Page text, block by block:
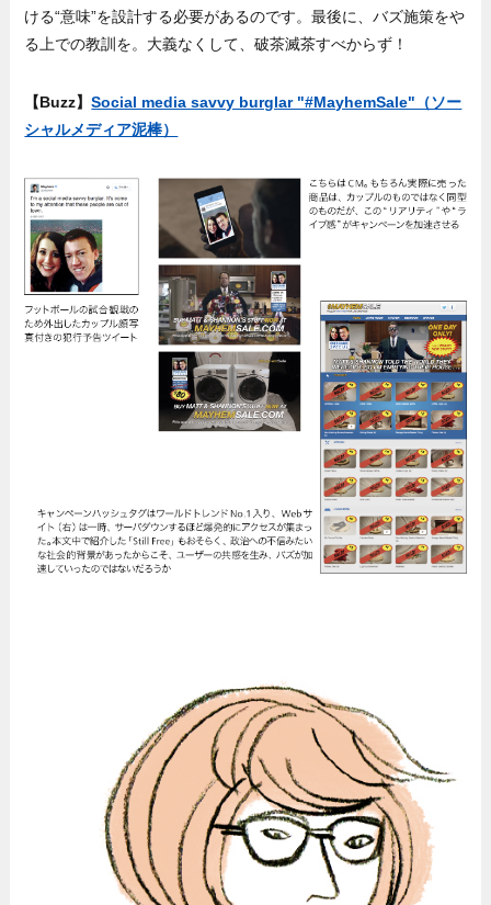
ける“意味”を設計する必要があるのです。最後に、バズ施策をや
る上での教訓を。大義なくして、破茶滅茶すべからず！
【Buzz】Social media savvy burglar "#MayhemSale"（ソー
シャルメディア泥棒）